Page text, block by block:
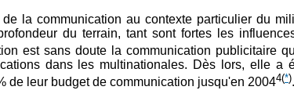
la communication au contexte particulier du
du terrain, tant sont fortes les
est sans doute la communication publicitaire
dans les multinationales. Dès lors, elle a
de leur budget de communication jusqu'en 20044(*).